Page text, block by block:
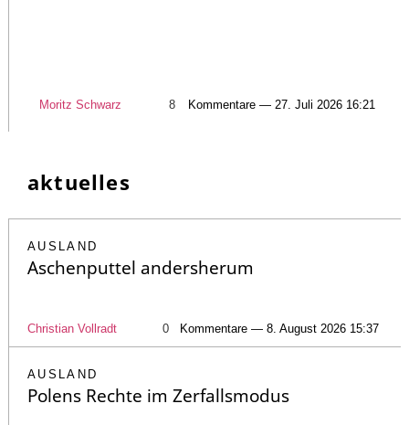
Moritz Schwarz 8 Kommentare — 27. Juli 2026 16:21
aktuelles
AUSLAND
Aschenputtel andersherum
Christian Vollradt 0 Kommentare — 8. August 2026 15:37
AUSLAND
Polens Rechte im Zerfallsmodus